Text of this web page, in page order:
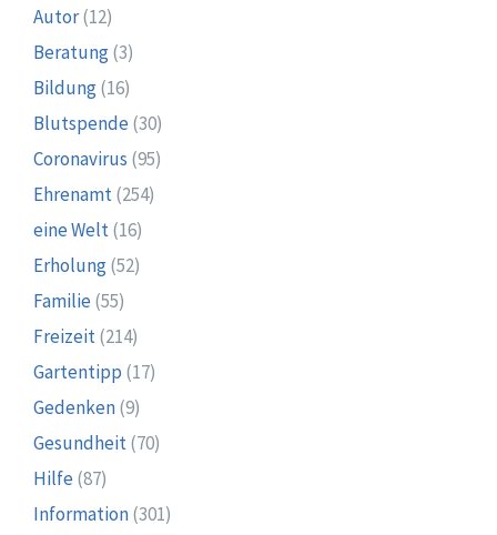
Autor(12)
Beratung(3)
Bildung(16)
Blutspende (30)
Coronavirus (95)
Ehrenamt(254)
eine Welt(16)
Erholung(52)
Familie (55)
Freizeit(214)
Gartentipp (17)
Gedenken(9)
Gesundheit(70)
Hilfe (87)
Information(301)